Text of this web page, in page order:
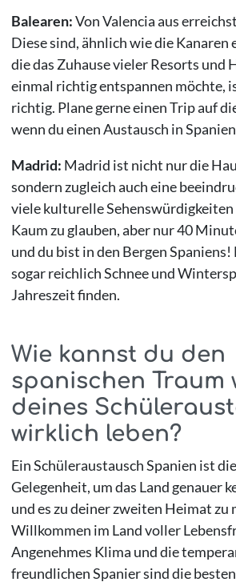
Balearen:Von Valencia aus
Diese sind, ähnlich wie die Kanaren
die das Zuhause vieler Resorts und
einmal richtig entspannen möchte,
richtig. Plane gerne einen Trip auf
wenn du einen Austausch in
Madrid: Madrid ist nicht nur die
sondern zugleich auch eine
viele kulturelle Sehenswürdigkeiten
Kaum zu glauben, aber nur 40
und du bist in den Bergen
sogar reichlich Schnee und
Jahreszeit finden.
Wie kannst du den
spanischen Traum
deines
wirklich leben?
Ein Schüleraustausch Spanien ist
Gelegenheit, um das Land genauer
und es zu deiner zweiten Heimat zu
Willkommen im Land voller
Angenehmes Klima und die
freundlichen Spanier sind die besten